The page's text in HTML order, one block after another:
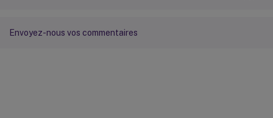
Envoyez-nous vos commentaires